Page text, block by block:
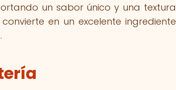
un sabor único y una textura
en un excelente ingrediente